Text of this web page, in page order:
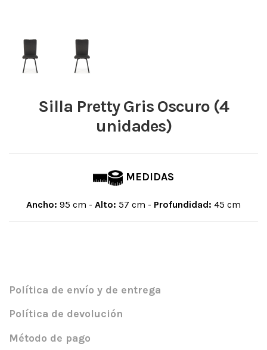
Silla Pretty Gris Oscuro (4
unidades)
MEDIDAS
Ancho: 95 cm - Alto: 57 cm - Profundidad: 45 cm
Política de envío y de entrega
Política de devolución
Método de pago